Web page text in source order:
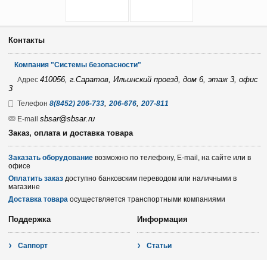
Контакты
Компания "Системы безопасности"
Адрес 410056, г.Саратов, Ильинский проезд, дом 6, этаж 3, офис
3
Телефон 8(8452) 206-733,206-676,207-811
E-mail sbsar@sbsar.ru
Заказ, оплата и доставка товара
Заказать оборудование возможно по телефону, E-mail, на сайте или в
офисе
Оплатить заказ доступно банковским переводом или наличными в
магазине
Доставка товара осуществляется транспортными компаниями
Поддержка
Саппорт
Информация
Статьи